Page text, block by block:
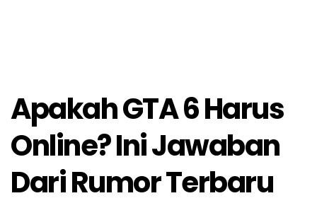
Apakah GTA 6 Harus
Online? Ini Jawaban
Dari Rumor Terbaru